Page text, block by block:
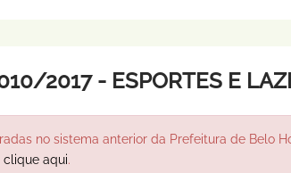
2017 - ESPORTES E
no sistema anterior da Prefeitura de Belo
clique aqui.